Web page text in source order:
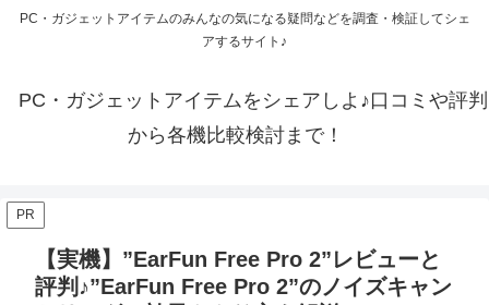
PC・ガジェットアイテムのみんなの気になる疑問などを調査・検証してシェ
アするサイト♪
PC・ガジェットアイテムをシェアしよ♪口コミや評判
から各機比較検討まで！
PR
【実機】”EarFun Free Pro 2”レビューと
評判♪”EarFun Free Pro 2”のノイズキャン